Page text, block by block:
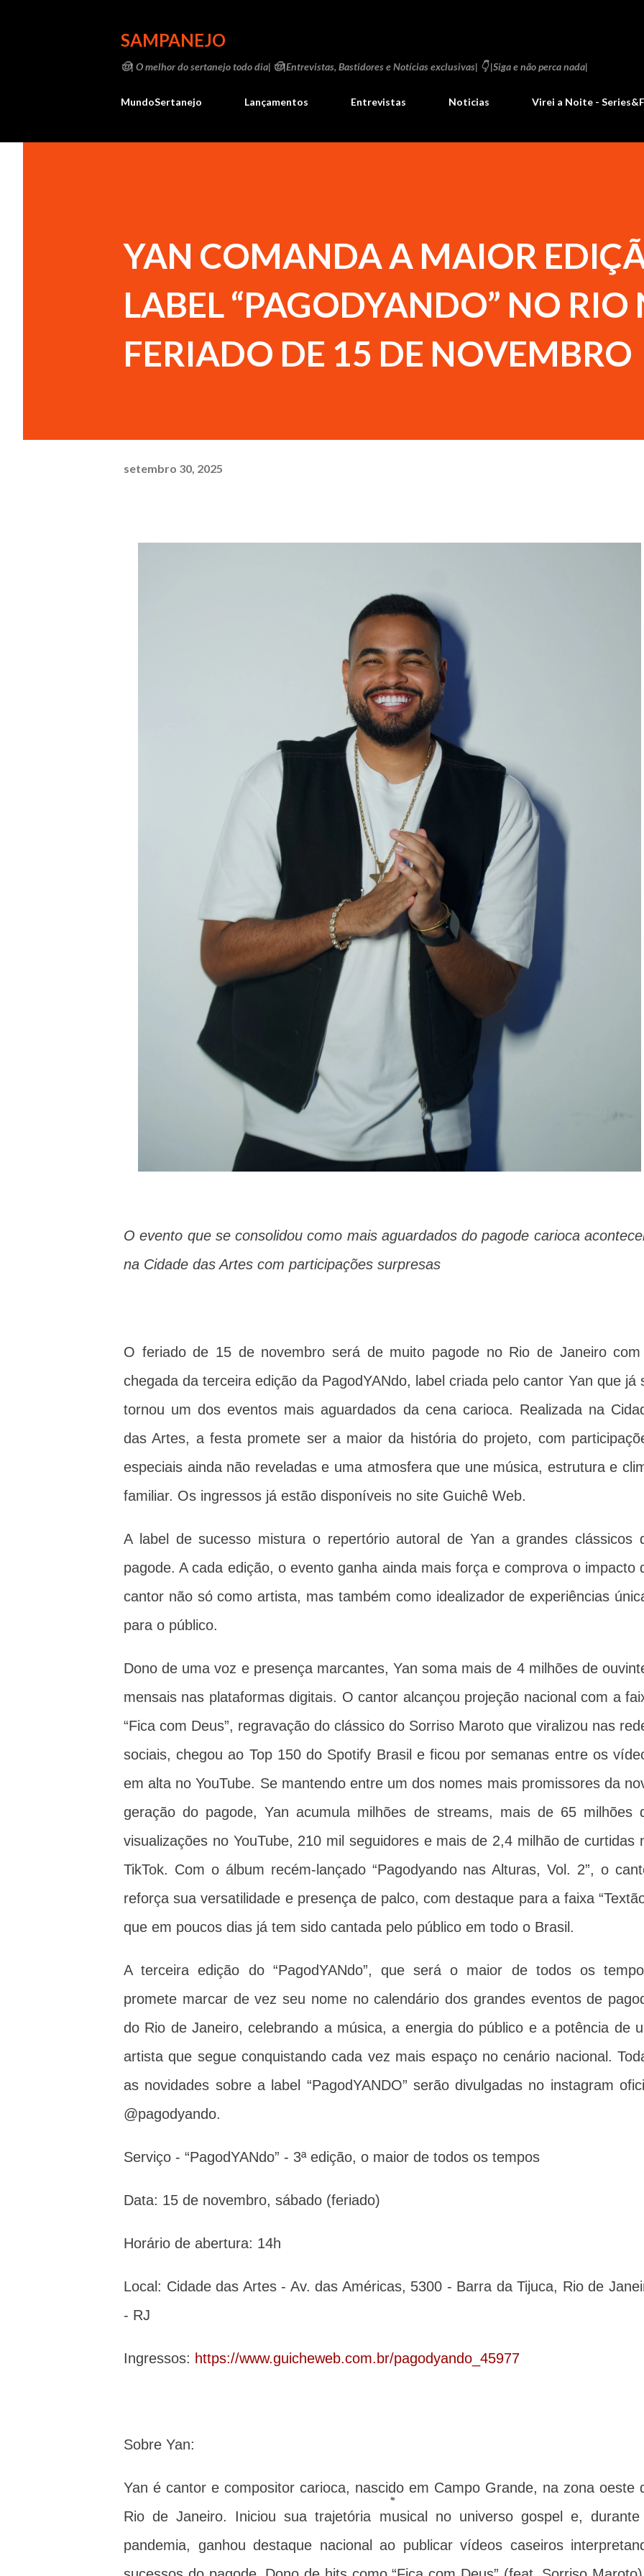
SAMPANEJO
🤠| O melhor do sertanejo todo dia| 🤠|Entrevistas, Bastidores e Notícias exclusivas| 👇 |Siga e não perca nada|
MundoSertanejo Lançamentos Entrevistas Noticias Virei a Noite -
YAN COMANDA A MAIOR
LABEL “PAGODYANDO” NO RIO
FERIADO DE 15 DE NOVEMBRO
setembro 30, 2025
O evento que se consolidou como mais aguardados do pagode carioca
na Cidade das Artes com participações surpresas
O feriado de 15 de novembro será de muito pagode no Rio de Janeiro
chegada da terceira edição da PagodYANdo, label criada pelo cantor Yan que já
tornou um dos eventos mais aguardados da cena carioca. Realizada na
das Artes, a festa promete ser a maior da história do projeto, com
especiais ainda não reveladas e uma atmosfera que une música, estrutura e
familiar. Os ingressos já estão disponíveis no site Guichê Web.
A label de sucesso mistura o repertório autoral de Yan a grandes clássicos
pagode. A cada edição, o evento ganha ainda mais força e comprova o impacto
cantor não só como artista, mas também como idealizador de experiências
para o público.
Dono de uma voz e presença marcantes, Yan soma mais de 4 milhões de
mensais nas plataformas digitais. O cantor alcançou projeção nacional com a
“Fica com Deus”, regravação do clássico do Sorriso Maroto que viralizou nas
sociais, chegou ao Top 150 do Spotify Brasil e ficou por semanas entre os
em alta no YouTube. Se mantendo entre um dos nomes mais promissores da
geração do pagode, Yan acumula milhões de streams, mais de 65 milhões
visualizações no YouTube, 210 mil seguidores e mais de 2,4 milhão de curtidas
TikTok. Com o álbum recém-lançado “Pagodyando nas Alturas, Vol. 2”, o
reforça sua versatilidade e presença de palco, com destaque para a faixa
que em poucos dias já tem sido cantada pelo público em todo o Brasil.
A terceira edição do “PagodYANdo”, que será o maior de todos os
promete marcar de vez seu nome no calendário dos grandes eventos de
do Rio de Janeiro, celebrando a música, a energia do público e a potência de
artista que segue conquistando cada vez mais espaço no cenário nacional.
as novidades sobre a label “PagodYANDO” serão divulgadas no instagram
@pagodyando.
Serviço - “PagodYANdo” - 3ª edição, o maior de todos os tempos
Data: 15 de novembro, sábado (feriado)
Horário de abertura: 14h
Local: Cidade das Artes - Av. das Américas, 5300 - Barra da Tijuca, Rio de
- RJ
Ingressos: https://www.guicheweb.com.br/pagodyando_45977
Sobre Yan:
Yan é cantor e compositor carioca, nascido em Campo Grande, na zona oeste
Rio de Janeiro. Iniciou sua trajetória musical no universo gospel e,
pandemia, ganhou destaque nacional ao publicar vídeos caseiros